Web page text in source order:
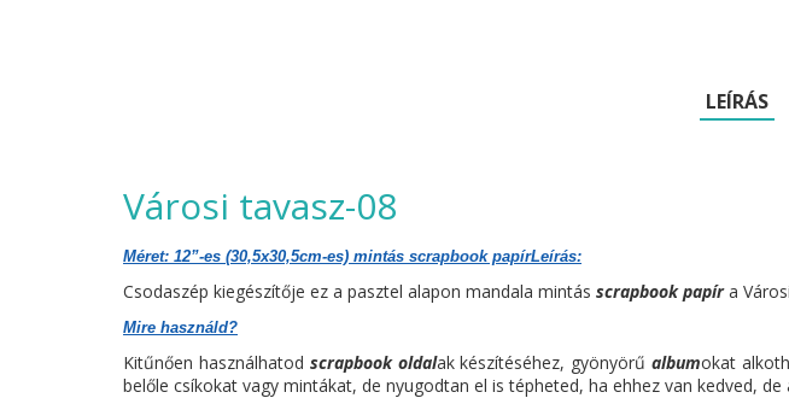
LEÍRÁS
Városi tavasz-08
Méret: 12”-es (30,5x30,5cm-es) mintás scrapbook papírLeírás:
Csodaszép kiegészítője ez a pasztel alapon mandala mintás scrapbook papíra
Mire használd?
Kitűnően használhatod scrapbook oldalak készítéséhez, gyönyörűalbumokat
belőle csíkokat vagy mintákat, de nyugodtan el is tépheted, ha ehhez van kedved,